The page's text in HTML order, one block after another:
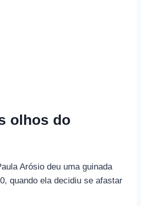
olhos do
Arósio deu uma guinada
quando ela decidiu se afastar